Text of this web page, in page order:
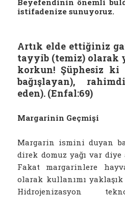
istifadenize sunuyoruz.
Artık elde ettiğiniz
tayyib (temiz) olarak
korkun! Şüphesiz
bağışlayan),
eden). (Enfal:69)
Margarinin Geçmişi
Margarin ismini duyan
direk domuz yağı var diye
Fakat margarinlere
olarak kullanımı
Hidrojenizasyon